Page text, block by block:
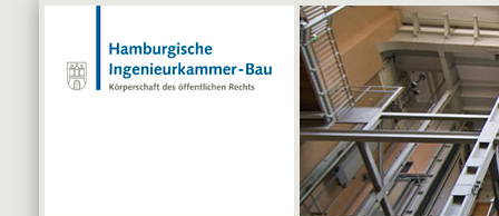
Direkt zum Inhalt